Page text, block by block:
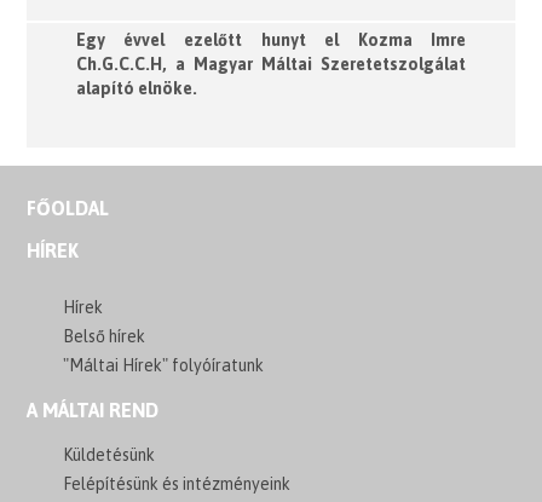
Egy évvel ezelőtt hunyt el Kozma Imre
Ch.G.C.C.H, a Magyar Máltai Szeretetszolgálat
alapító elnöke.
FŐOLDAL
HÍREK
Hírek
Belső hírek
"Máltai Hírek" folyóíratunk
A MÁLTAI REND
Küldetésünk
Felépítésünk és intézményeink